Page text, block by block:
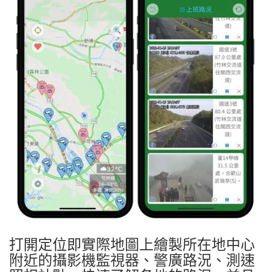
打開定位即實際地圖上繪製所在地中心
附近的攝影機監視器、警廣路況、測速